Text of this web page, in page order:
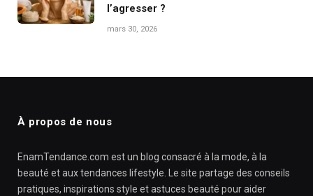
l’agresser ?
mars 30, 2026
À propos de nous
EnamTendance.com est un blog consacré à la mode, à la
beauté et aux tendances lifestyle. Le site partage des conseils
pratiques, inspirations style et astuces beauté pour aider